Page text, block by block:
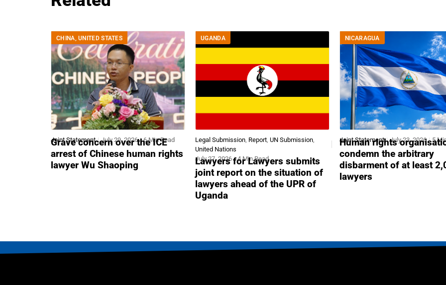
CHINA ,UNITED STATES
Joint Statement July 29, 2026 6 Min Read
Grave concern over the ICE
arrest of Chinese human rights
lawyer Wu Shaoping
UGANDA
Legal Submission Report UN Submission
United Nations
July 27, 2026
4 Min Read
Lawyers for Lawyers submits
joint report on the situation of
lawyers ahead of the UPR of
Uganda
NICARAGUA
Joint Statement July 23, 2026 5
Human rights
condemn the arbitrary
disbarment of at least
lawyers